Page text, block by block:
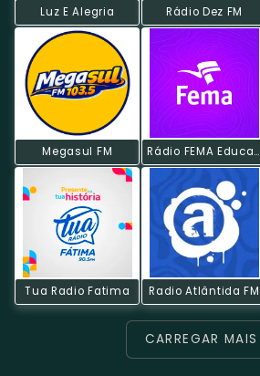
Luz E Alegria Rádio Dez FM
Megasul FM Rádio FEMA Educativa
Tua Radio Fatima Radio Atlântida FM
CARREGAR MAIS